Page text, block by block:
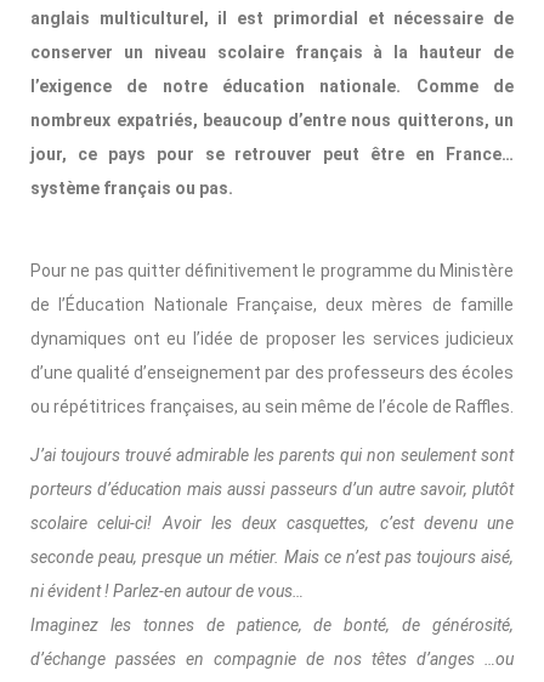
anglais multiculturel, il est primordial et nécessaire de
conserver un niveau scolaire français à la hauteur de
l’exigence de notre éducation nationale. Comme de
nombreux expatriés, beaucoup d’entre nous quitterons, un
jour, ce pays pour se retrouver peut être en France…
système français ou pas.
Pour ne pas quitter définitivement le programme du Ministère
de l’Éducation Nationale Française, deux mères de famille
dynamiques ont eu l’idée de proposer les services judicieux
d’une qualité d’enseignement par des professeurs des écoles
ou répétitrices françaises, au sein même de l’école de Raffles.
J’ai toujours trouvé admirable les parents qui non seulement sont
porteurs d’éducation mais aussi passeurs d’un autre savoir, plutôt
scolaire celui-ci! Avoir les deux casquettes, c’est devenu une
seconde peau, presque un métier. Mais ce n’est pas toujours aisé,
ni évident ! Parlez-en autour de vous…
Imaginez les tonnes de patience, de bonté, de générosité,
d’échange passées en compagnie de nos têtes d’anges …ou